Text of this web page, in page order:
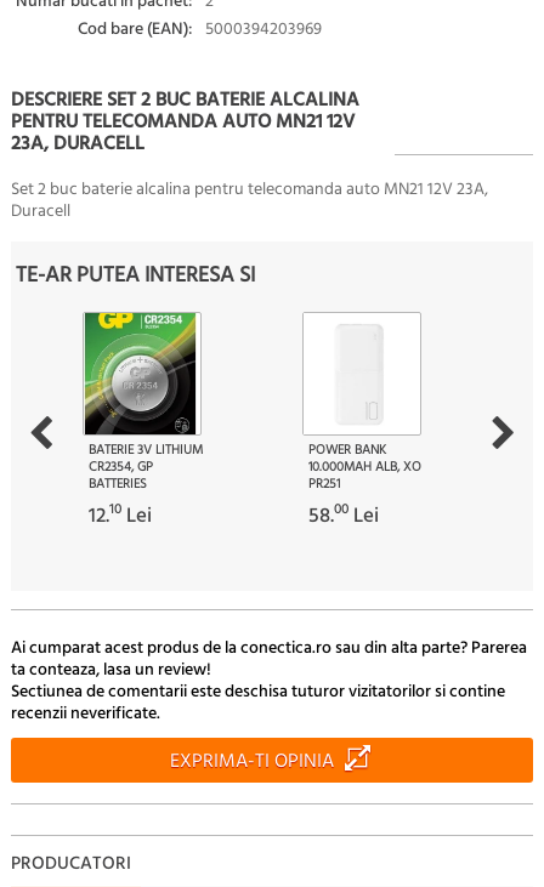
Cod bare (EAN): 5000394203969
DESCRIERE SET 2 BUC BATERIE ALCALINA
PENTRU TELECOMANDA AUTO MN21 12V
23A, DURACELL
Set 2 buc baterie alcalina pentru telecomanda auto MN21 12V 23A,
Duracell
TE-AR PUTEA INTERESA SI
BATERIE 3V LITHIUM
CR2354, GP
BATTERIES
12.10 Lei
POWER BANK
10.000MAH ALB, XO
PR251
58.00 Lei
Ai cumparat acest produs de la conectica.ro sau din alta parte? Parerea
ta conteaza, lasa un review!
Sectiunea de comentarii este deschisa tuturor vizitatorilor si contine
recenzii neverificate.
EXPRIMA-TI OPINIA
PRODUCATORI